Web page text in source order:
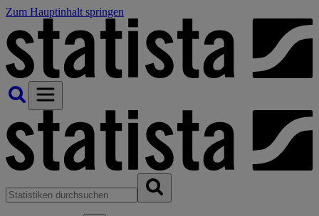
Zum Hauptinhalt springen